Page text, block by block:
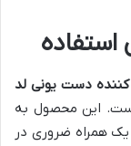
استفاده
دست یونی لد
است. این محصول به
یک همراه ضروری در